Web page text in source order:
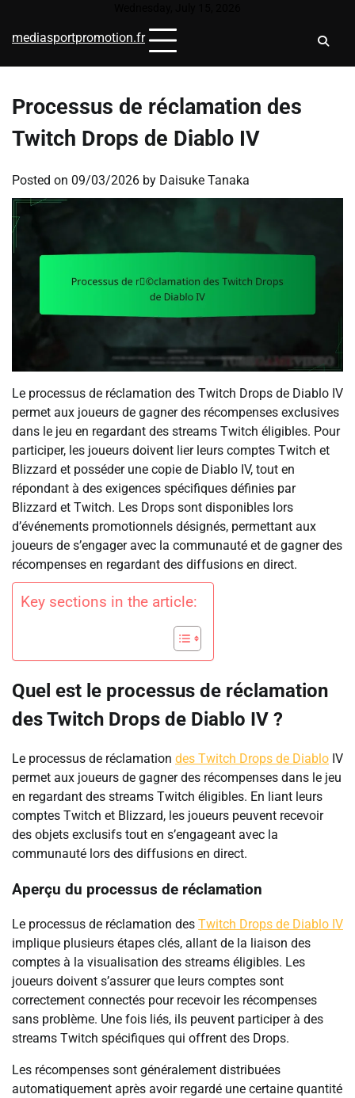
content
mediasportpromotion.fr
Processus de réclamation des
Twitch Drops de Diablo IV
Posted on 09/03/2026 by Daisuke Tanaka
Le processus de réclamation des Twitch Drops de Diablo IV
permet aux joueurs de gagner des récompenses exclusives
dans le jeu en regardant des streams Twitch éligibles. Pour
participer, les joueurs doivent lier leurs comptes Twitch et
Blizzard et posséder une copie de Diablo IV, tout en
répondant à des exigences spécifiques définies par
Blizzard et Twitch. Les Drops sont disponibles lors
d’événements promotionnels désignés, permettant aux
joueurs de s’engager avec la communauté et de gagner des
récompenses en regardant des diffusions en direct.
Key sections in the article:
Quel est le processus de réclamation
des Twitch Drops de Diablo IV ?
Le processus de réclamation des Twitch Drops de Diablo IV
permet aux joueurs de gagner des récompenses dans le jeu
en regardant des streams Twitch éligibles. En liant leurs
comptes Twitch et Blizzard, les joueurs peuvent recevoir
des objets exclusifs tout en s’engageant avec la
communauté lors des diffusions en direct.
Aperçu du processus de réclamation
Le processus de réclamation des Twitch Drops de Diablo IV
implique plusieurs étapes clés, allant de la liaison des
comptes à la visualisation des streams éligibles. Les
joueurs doivent s’assurer que leurs comptes sont
correctement connectés pour recevoir les récompenses
sans problème. Une fois liés, ils peuvent participer à des
streams Twitch spécifiques qui offrent des Drops.
Les récompenses sont généralement distribuées
automatiquement après avoir regardé une certaine quantité